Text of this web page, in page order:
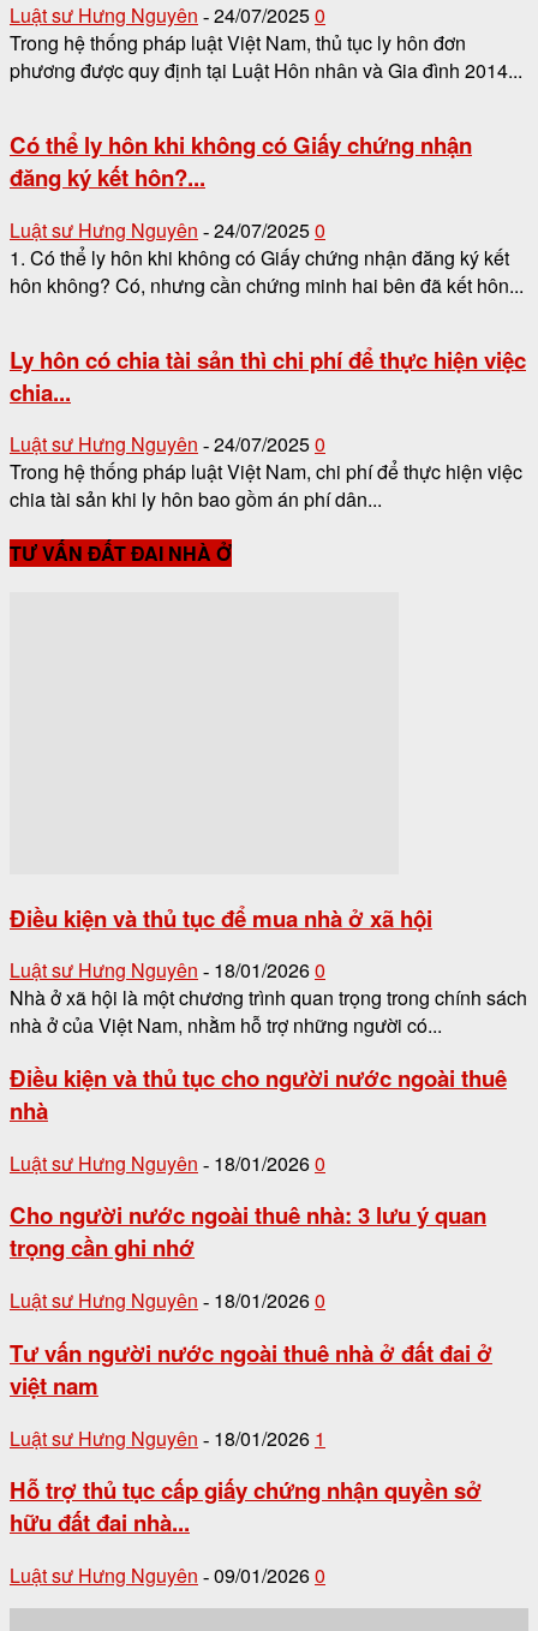
Luật sư Hưng Nguyên - 24/07/20250
Trong hệ thống pháp luật Việt Nam, thủ tục ly hôn đơn
phương được quy định tại Luật Hôn nhân và Gia đình 2014...
Có thể ly hôn khi không có Giấy chứng nhận
đăng ký kết hôn?...
Luật sư Hưng Nguyên - 24/07/20250
1. Có thể ly hôn khi không có Giấy chứng nhận đăng ký kết
hôn không? Có, nhưng cần chứng minh hai bên đã kết hôn...
Ly hôn có chia tài sản thì chi phí để thực hiện việc
chia...
Luật sư Hưng Nguyên - 24/07/20250
Trong hệ thống pháp luật Việt Nam, chi phí để thực hiện việc
chia tài sản khi ly hôn bao gồm án phí dân...
TƯ VẤN ĐẤT ĐAI NHÀ Ở
Điều kiện và thủ tục để mua nhà ở xã hội
Luật sư Hưng Nguyên - 18/01/20260
Nhà ở xã hội là một chương trình quan trọng trong chính sách
nhà ở của Việt Nam, nhằm hỗ trợ những người có...
Điều kiện và thủ tục cho người nước ngoài thuê
nhà
Luật sư Hưng Nguyên - 18/01/20260
Cho người nước ngoài thuê nhà: 3 lưu ý quan
trọng cần ghi nhớ
Luật sư Hưng Nguyên - 18/01/20260
Tư vấn người nước ngoài thuê nhà ở đất đai ở
việt nam
Luật sư Hưng Nguyên - 18/01/2026 1
Hỗ trợ thủ tục cấp giấy chứng nhận quyền sở
hữu đất đai nhà...
Luật sư Hưng Nguyên - 09/01/20260